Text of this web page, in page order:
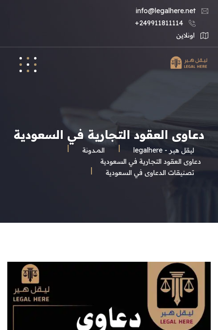
info@legalhere.net
249911811114+
اونلاين
دعاوى العقود التجارية في السعودية
ليقل هير - legalhere المـدونة
تصنيقات الدعاوى في السعودية
دعاوى العقود التجارية في السعودية